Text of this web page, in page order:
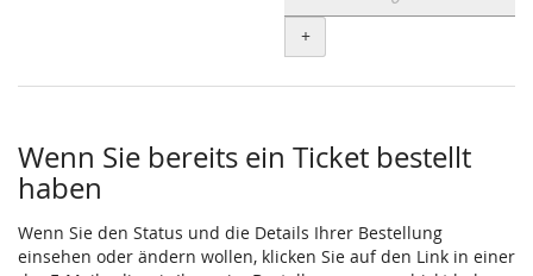
+
Wenn Sie bereits ein Ticket bestellt
haben
Wenn Sie den Status und die Details Ihrer Bestellung
einsehen oder ändern wollen, klicken Sie auf den Link in einer